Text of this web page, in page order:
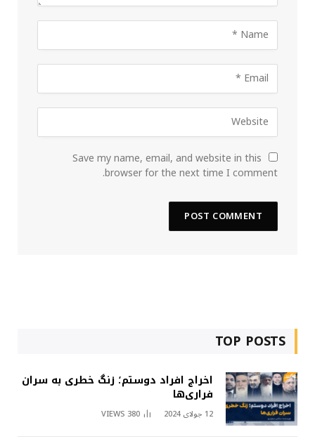
Save my name, email, and website in this
browser for the next time I comment.
TOP POSTS
اخراج افراد دوستم؛ زنگ خطری به سران
فراری‌ها
12 جولای 2024 380
VIEWS